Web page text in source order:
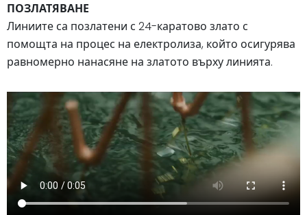
ПОЗЛАТЯВАНЕ
Линиите са позлатени с 24-каратово злато с
помощта на процес на електролиза, който осигурява
равномерно нанасяне на златото върху линията.